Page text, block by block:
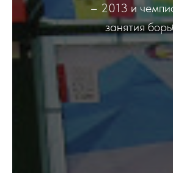
– 2013 и
занятия